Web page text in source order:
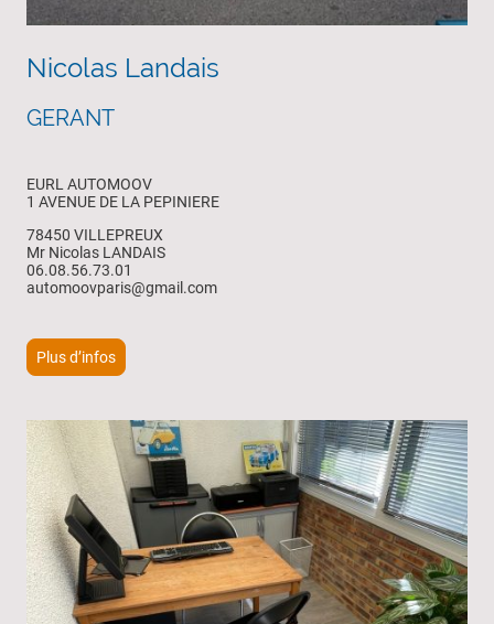
Nicolas Landais
GERANT
EURL AUTOMOOV
1 AVENUE DE LA PEPINIERE
78450 VILLEPREUX
Mr Nicolas LANDAIS
06.08.56.73.01
automoovparis@gmail.com
Plus d’infos